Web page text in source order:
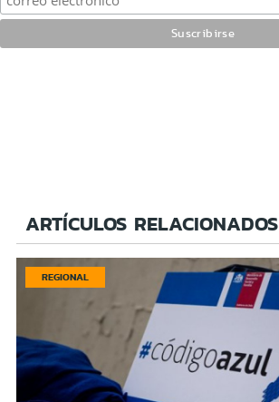
ARTÍCULOS RELACIONADOS
REGIONAL